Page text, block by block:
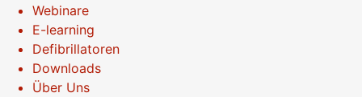
Webinare
E-learning
Defibrillatoren
Downloads
Über Uns